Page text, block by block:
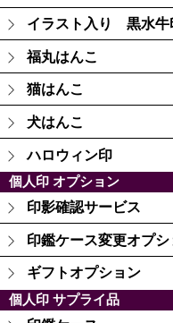
イラスト入り 黒水牛
福丸はんこ
猫はんこ
犬はんこ
ハロウィン印
個人印 オプション
印影確認サービス
印鑑ケース変更オプシ
ギフトオプション
個人印 サプライ品